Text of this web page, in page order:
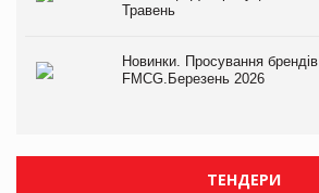
Травень
Новинки. Просування брендів
FMCG.Березень 2026
ТЕНДЕРИ